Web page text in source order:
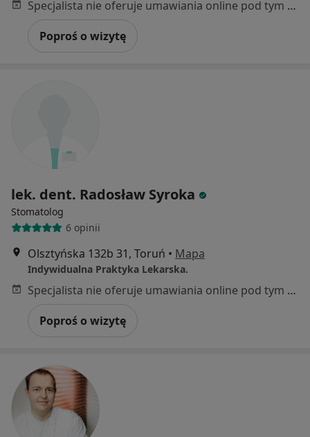
Specjalista nie oferuje umawiania online pod tym adresem.
Poproś o wizytę
lek. dent. Radosław Syroka
Stomatolog
6 opinii
Olsztyńska 132b 31, Toruń • Mapa
Indywidualna Praktyka Lekarska.
Specjalista nie oferuje umawiania online pod tym adresem.
Poproś o wizytę